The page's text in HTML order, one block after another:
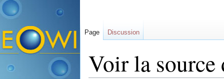
Voir la source
Page Discussion